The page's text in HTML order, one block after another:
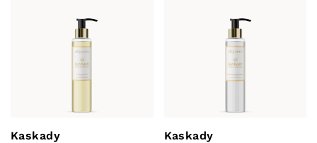
Kaskady Kaskady